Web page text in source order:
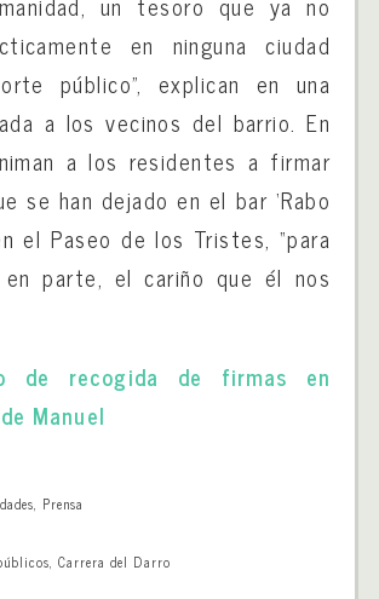
en ninguna ciudad
público”, explican en una
a los vecinos del barrio. En
a los residentes a firmar
se han dejado en el bar ‘Rabo
el Paseo de los Tristes, “para
en parte, el cariño que él nos
de recogida de firmas en
Manuel
, Prensa
, Carrera del Darro